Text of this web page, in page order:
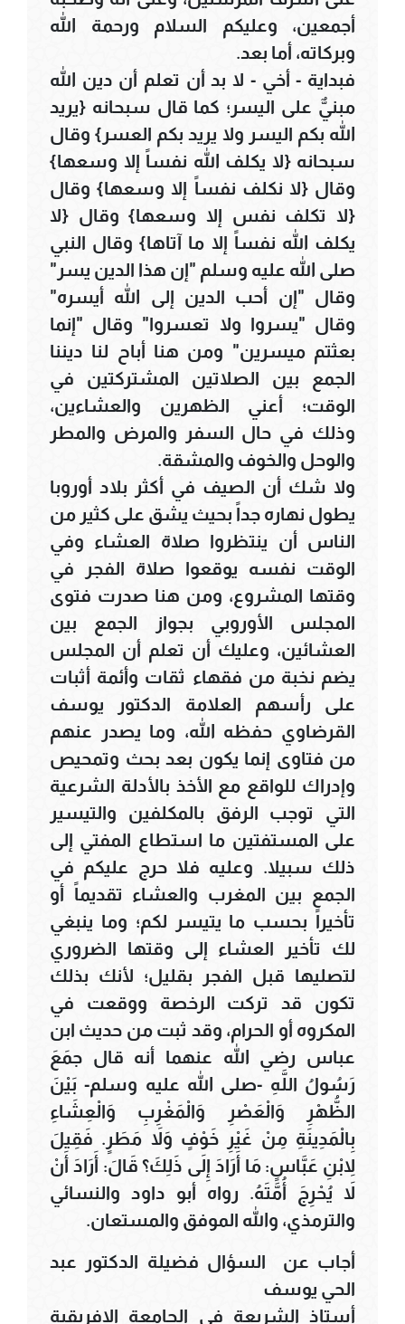
أجمعين، وعليكم السلام ورحمة الله
وبركاته، أما بعد.
فبداية - أخي - لا بد أن تعلم أن دين الله
مبنيٌّ على اليسر؛ كما قال سبحانه {يريد
الله بكم اليسر ولا يريد بكم العسر} وقال
سبحانه {لا يكلف الله نفساً إلا وسعها}
وقال {لا نكلف نفساً إلا وسعها} وقال
{لا تكلف نفس إلا وسعها} وقال {لا
يكلف الله نفساً إلا ما آتاها} وقال النبي
صلى الله عليه وسلم "إن هذا الدين يسر"
وقال "إن أحب الدين إلى الله أيسره"
وقال "يسروا ولا تعسروا" وقال "إنما
بعثتم ميسرين" ومن هنا أباح لنا ديننا
الجمع بين الصلاتين المشتركتين في
الوقت؛ أعني الظهرين والعشاءين،
وذلك في حال السفر والمرض والمطر
والوحل والخوف والمشقة.
ولا شك أن الصيف في أكثر بلاد أوروبا
يطول نهاره جداً بحيث يشق على كثير من
الناس أن ينتظروا صلاة العشاء وفي
الوقت نفسه يوقعوا صلاة الفجر في
وقتها المشروع، ومن هنا صدرت فتوى
المجلس الأوروبي بجواز الجمع بين
العشائين، وعليك أن تعلم أن المجلس
يضم نخبة من فقهاء ثقات وأئمة أثبات
على رأسهم العلامة الدكتور يوسف
القرضاوي حفظه الله، وما يصدر عنهم
من فتاوى إنما يكون بعد بحث وتمحيص
وإدراك للواقع مع الأخذ بالأدلة الشرعية
التي توجب الرفق بالمكلفين والتيسير
على المستفتين ما استطاع المفتي إلى
ذلك سبيلا. وعليه فلا حرج عليكم في
الجمع بين المغرب والعشاء تقديماً أو
تأخيراً بحسب ما يتيسر لكم؛ وما ينبغي
لك تأخير العشاء إلى وقتها الضروري
لتصليها قبل الفجر بقليل؛ لأنك بذلك
تكون قد تركت الرخصة ووقعت في
المكروه أو الحرام، وقد ثبت من حديث ابن
عباس رضي الله عنهما أنه قال جمَعَ
رَسُولُ اللَّهِ -صلى الله عليه وسلم- بَيْنَ
الظُّهْرِ وَالْعَصْرِ وَالْمَغْرِبِ وَالْعِشَاءِ
بِالْمَدِينَةِ مِنْ غَيْرِ خَوْفٍ وَلاَ مَطَرٍ. فَقِيلَ
لاِبْنِ عَبَّاسٍ: مَا أَرَادَ إِلَى ذَلِكَ؟ قَالَ: أَرَادَ أَنْ
لاَ يُحْرِجَ أُمَّتَهُ. رواه أبو داود والنسائي
والترمذي، والله الموفق والمستعان.
أجاب عن السؤال فضيلة الدكتور عبد
الحي يوسف
أستاذ الشريعة في الجامعة الإفريقية